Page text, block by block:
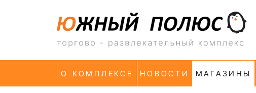
О КОМПЛЕКСЕ
НОВОСТИ МАГАЗИНЫ